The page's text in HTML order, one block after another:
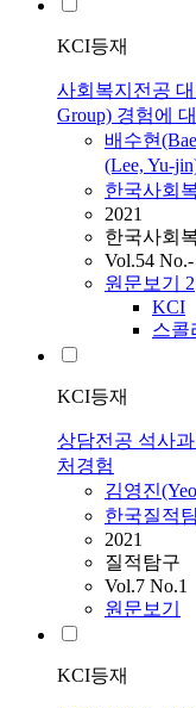
KCI등재
사회복지전공
Group) 경험에
배수현
(Lee, Yu-
한국사회
2021
한국사회
Vol.54 No.-
원문보기 2
KCI
스콜
KCI등재
상담전공 석사
처경험
김영진
한국질적
2021
질적탐구
Vol.7 No.1
원문보기
KCI등재